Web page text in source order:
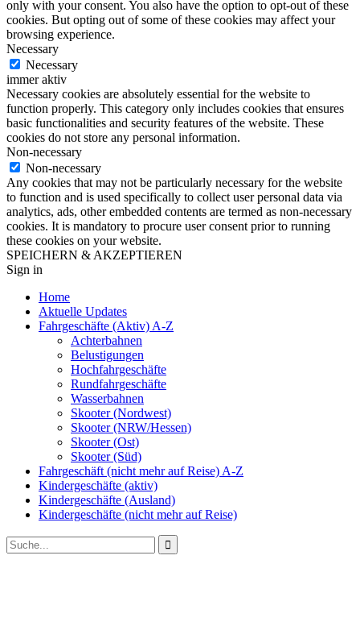
only with your consent. You also have the option to opt-out of these
cookies. But opting out of some of these cookies may affect your
browsing experience.
Necessary
Necessary
immer aktiv
Necessary cookies are absolutely essential for the website to
function properly. This category only includes cookies that ensures
basic functionalities and security features of the website. These
cookies do not store any personal information.
Non-necessary
Non-necessary
Any cookies that may not be particularly necessary for the website
to function and is used specifically to collect user personal data via
analytics, ads, other embedded contents are termed as non-necessary
cookies. It is mandatory to procure user consent prior to running
these cookies on your website.
SPEICHERN & AKZEPTIEREN
Sign in
Home
Aktuelle Updates
Fahrgeschäfte (Aktiv) A-Z
Achterbahnen
Belustigungen
Hochfahrgeschäfte
Rundfahrgeschäfte
Wasserbahnen
Skooter (Nordwest)
Skooter (NRW/Hessen)
Skooter (Ost)
Skooter (Süd)
Fahrgeschäft (nicht mehr auf Reise) A-Z
Kindergeschäfte (aktiv)
Kindergeschäfte (Ausland)
Kindergeschäfte (nicht mehr auf Reise)